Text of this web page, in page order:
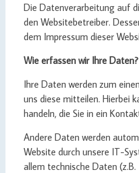
Die Datenverarbeitung auf
den Websitebetreiber.
dem Impressum dieser
Wie erfassen wir Ihre Daten?
Ihre Daten werden zum
uns diese mitteilen. Hierbei
handeln, die Sie in ein
Andere Daten werden
Website durch unsere IT-
allem technische Daten